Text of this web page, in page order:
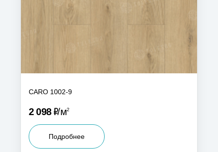
CARO 1002-9
2 098Р м2
Подробнее